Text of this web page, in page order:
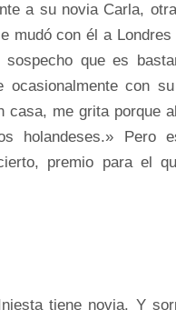
a su novia Carla,
mudó con él a
que es
ocasionalmente con
casa, me grita porque
holandeses.» Pero
premio para el
tiene novia. Y